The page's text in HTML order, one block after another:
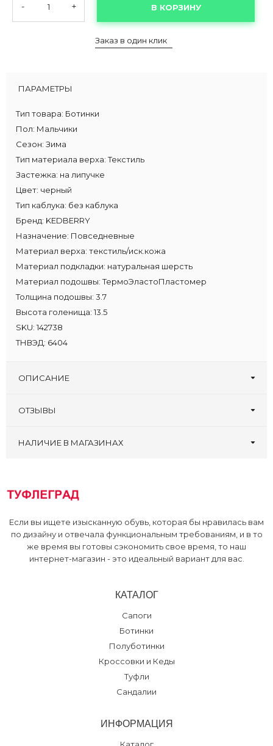
- + В КОРЗИНУ
Заказ в один клик
ПАРАМЕТРЫ
Тип товара: Ботинки
Пол: Мальчики
Сезон: Зима
Тип материала верха: Текстиль
Застежка: на липучке
Цвет: черный
Тип каблука: без каблука
Бренд: KEDBERRY
Назначение: Повседневные
Материал верха: текстиль/иск.кожа
Материал подкладки: натуральная шерсть
Материал подошвы: ТермоЭластоПластомер
Толщина подошвы: 3.7
Высота голенища: 13.5
SKU: 142738
ТНВЭД: 6404
ОПИСАНИЕ
ОТЗЫВЫ
Оставьте первый отзыв!
НАЛИЧИЕ В МАГАЗИНАХ
Если вы ищете изысканную обувь, которая бы нравилась вам
по дизайну и отвечала функциональным требованиям, и в то
же время вы готовы сэкономить свое время, то наш
интернет-магазин - это идеальный вариант для вас.
КАТАЛОГ
Сапоги
Ботинки
Полуботинки
Кроссовки и Кеды
Туфли
Сандалии
ИНФОРМАЦИЯ